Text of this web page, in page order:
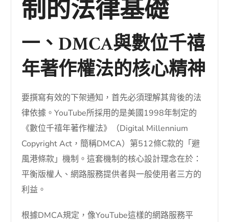
制的法律基礎
一、DMCA與數位千禧
年著作權法的核心精神
要撰寫有效的下架通知，首先必須理解其背後的法
律依據。YouTube所採用的是美國1998年制定的
《數位千禧年著作權法》（Digital Millennium
Copyright Act，簡稱DMCA）第512條C款的「避
風港條款」機制。這套機制的核心設計理念在於：
平衡版權人、網路服務提供者與一般使用者三方的
利益。
根據DMCA規定，像YouTube這樣的網路服務平